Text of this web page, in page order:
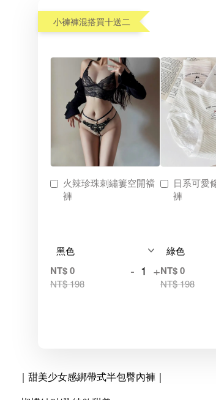
小褲褲混搭買十送二
火辣珍珠刺繡簍空開襠
褲
NT$ 0
NT$ 198
- +
日系可愛
褲
NT$ 0
NT$ 198
｜甜美少女感綁帶式半包臀內褲 ｜